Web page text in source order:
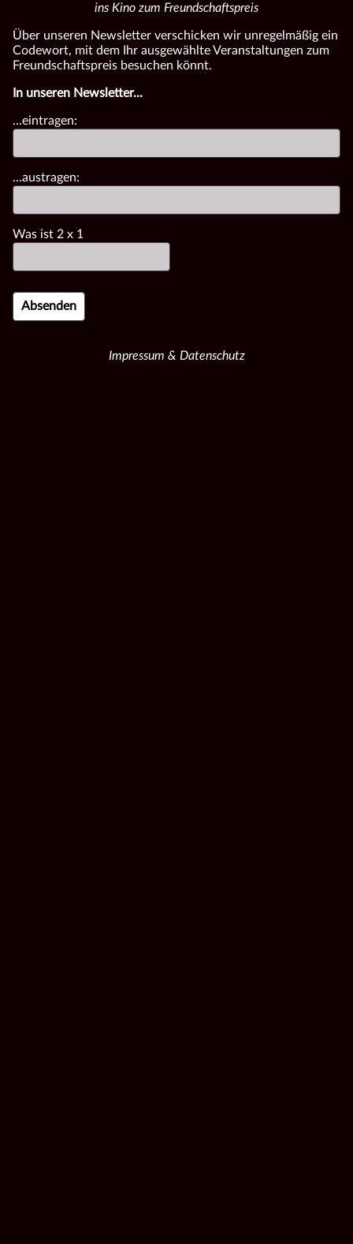
ins Kino zum Freundschaftspreis
Über unseren Newsletter verschicken wir unregelmäßig ein
Codewort, mit dem Ihr ausgewählte Veranstaltungen zum
Freundschaftspreis besuchen könnt.
In unseren Newsletter...
...eintragen:
...austragen:
Was ist 2 x 1
Impressum & Datenschutz